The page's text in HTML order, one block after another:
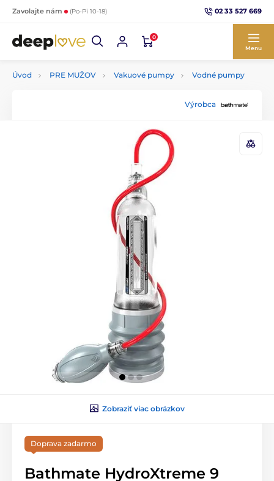
Zavolajte nám (Po-Pi 10-18) 02 33 527 669
0
Menu
Úvod PRE MUŽOV Vakuové pumpy Vodné pumpy
Výrobca
Zobraziť viac obrázkov
Doprava zadarmo
Bathmate HydroXtreme 9